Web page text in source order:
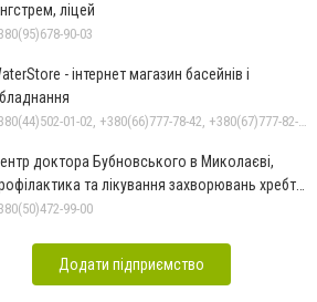
ліцей
90-03
- інтернет магазин басейнів і
доктора Бубновського в Миколаєві,
та лікування захворювань хребта
99-00
Додати підприємство